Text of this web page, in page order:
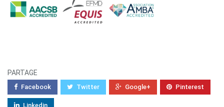
PARTAGE
Facebook Twitter Google+ Pinterest
Linkedin